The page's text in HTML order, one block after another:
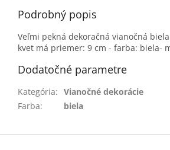
Podrobný popis
Veľmi pekná dekoračná vianočná
kvet má priemer: 9 cm - farba: biela-
Dodatočné parametre
Kategória: Vianočné dekorácie
Farba: biela
Z